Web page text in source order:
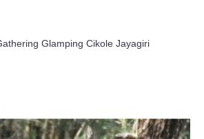
Glamping Cikole Jayagiri